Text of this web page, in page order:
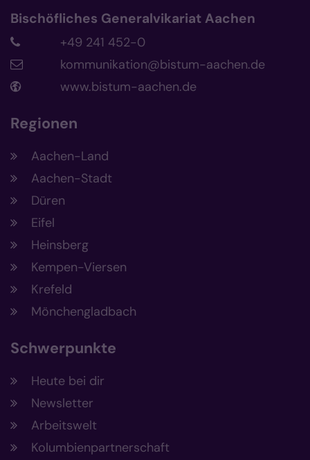
Bischöfliches Generalvikariat Aachen
+49 241 452-0
kommunikation@bistum-aachen.de
www.bistum-aachen.de
Regionen
Aachen-Land
Aachen-Stadt
Düren
Eifel
Heinsberg
Kempen-Viersen
Krefeld
Mönchengladbach
Schwerpunkte
Heute bei dir
Newsletter
Arbeitswelt
Kolumbienpartnerschaft